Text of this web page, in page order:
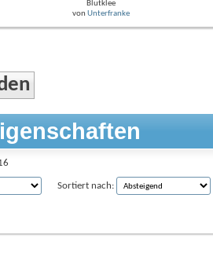
Blutklee
von Unterfranke
Sortiert nach: